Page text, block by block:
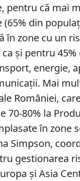
pentru că mai
(65% din
în zone cu un
şi pentru
energie,
Mai
României,
70-80% la
în zone
Simpson,
gestionarea
şi Asia